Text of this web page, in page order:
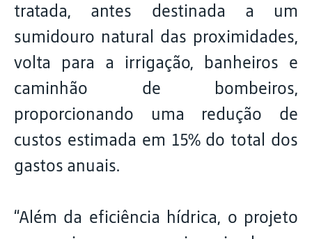
tratada, antes destinada a um
sumidouro natural das proximidades,
volta para a irrigação, banheiros e
caminhão de bombeiros,
proporcionando uma redução de
custos estimada em 15% do total dos
gastos anuais.
“Além da eficiência hídrica, o projeto